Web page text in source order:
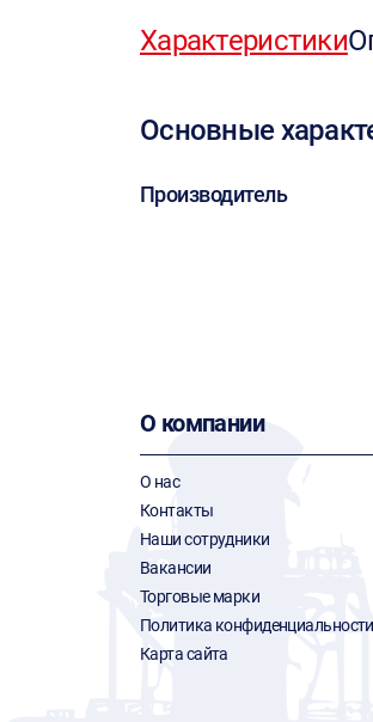
Характеристики
Основные
Производитель
О компании
О нас
Контакты
Наши сотрудники
Вакансии
Торговые марки
Политика конфиденциальности
Карта сайта